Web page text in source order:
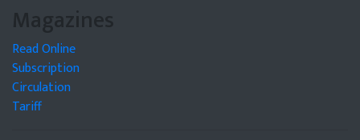
Magazines
Read Online
Subscription
Circulation
Tariff